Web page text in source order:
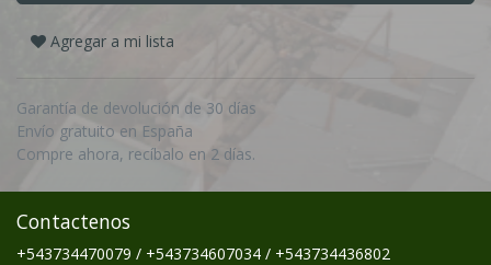
Agregar a mi lista
Garantía de devolución de 30 días
Envío gratuito en España
Compre ahora, recíbalo en 2 días.
Contactenos
+543734470079 / +543734607034 / +543734436802